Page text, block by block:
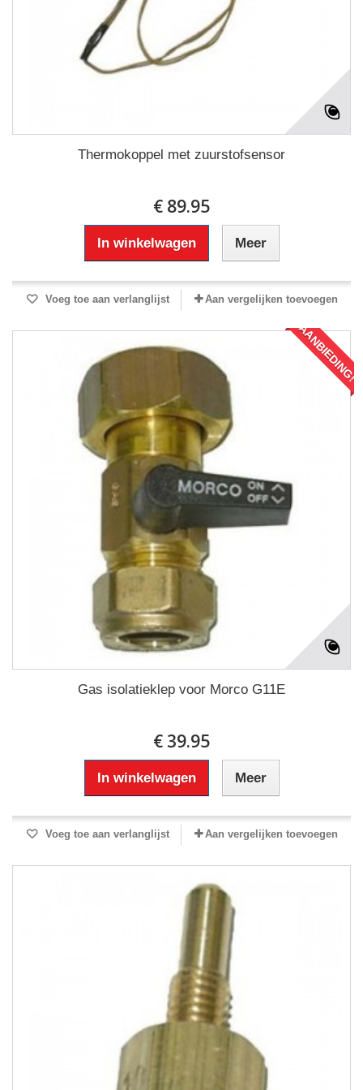
Thermokoppel met zuurstofsensor
€ 89.95
In winkelwagen Meer
Voeg toe aan verlanglijst Aan vergelijken toevoegen
AANBIEDING!
Gas isolatieklep voor Morco G11E
€ 39.95
In winkelwagen Meer
Voeg toe aan verlanglijst Aan vergelijken toevoegen